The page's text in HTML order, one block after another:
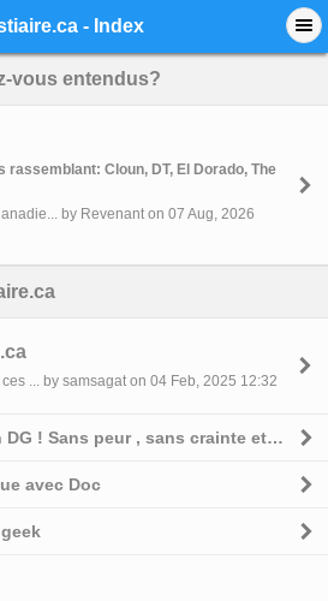
- Index
vous entendus?
rassemblant: Cloun, DT, El Dorado, The
by Revenant on 07 Aug, 2026
... by samsagat on 04 Feb, 2025 12:32
ULYSSE déguisé en DG ! Sans peur , sans crainte et sans complexe
avec Doc